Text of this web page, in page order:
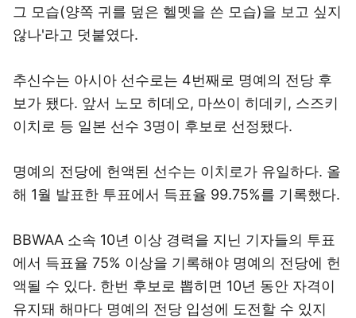
그 모습(양쪽 귀를 덮은 헬멧을 쓴 모습)을 보고 싶지
않나'라고 덧붙였다.
추신수는 아시아 선수로는 4번째로 명예의 전당 후
보가 됐다. 앞서 노모 히데오, 마쓰이 히데키, 스즈키
이치로 등 일본 선수 3명이 후보로 선정됐다.
명예의 전당에 헌액된 선수는 이치로가 유일하다. 올
해 1월 발표한 투표에서 득표율 99.75%를 기록했다.
BBWAA 소속 10년 이상 경력을 지닌 기자들의 투표
에서 득표율 75% 이상을 기록해야 명예의 전당에 헌
액될 수 있다. 한번 후보로 뽑히면 10년 동안 자격이
유지돼 해마다 명예의 전당 입성에 도전할 수 있지